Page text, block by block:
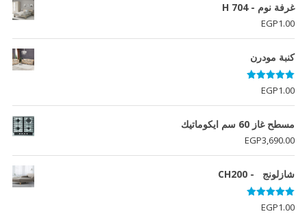
غرفة نوم - H 704
EGP1.00
كنبة مودرن
تم التقييم
5.00
من 5
EGP1.00
مسطح غاز 60 سم ايكوماتيك
EGP3,690.00
شازلونج - CH200
تم التقييم
5.00
من 5
EGP1.00